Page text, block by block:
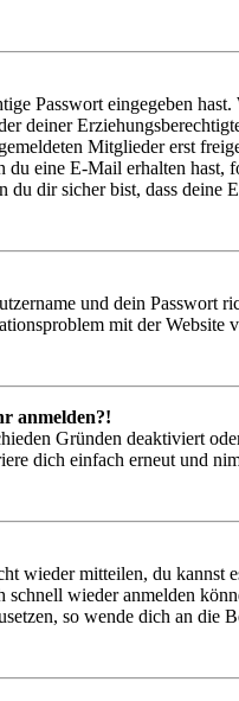
Passwort eingegeben
deiner
Mitglieder erst
eine E-Mail erhalten
dir sicher bist, dass
und dein Passwort
mit der Website
anmelden?!
Gründen deaktiviert
dich einfach erneut und
wieder mitteilen, du kannst
schnell wieder anmelden
so wende dich an die